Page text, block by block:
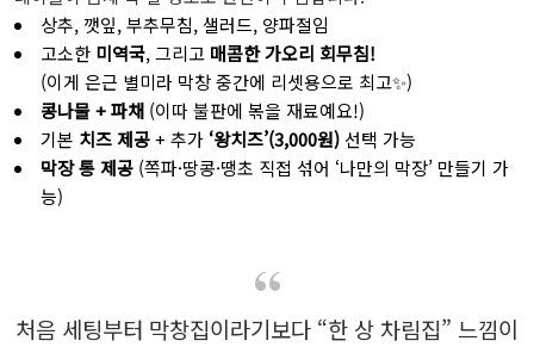
상추, 깻잎, 부추무침, 샐러드, 양파절임
고소한 미역국, 그리고 매콤한 가오리 회무침!
(이게 은근 별미라 막창 중간에 리셋용으로 최고✨)
콩나물 + 파채 (이따 불판에 볶을 재료예요!)
기본 치즈 제공+ 추가 ‘왕치즈’(3,000원)선택 가능
막장 통 제공 (쪽파·땅콩·땡초 직접 섞어 ‘나만의 막장’ 만들기 가
능)
처음 세팅부터 막창집이라기보다 “한 상 차림집” 느낌이